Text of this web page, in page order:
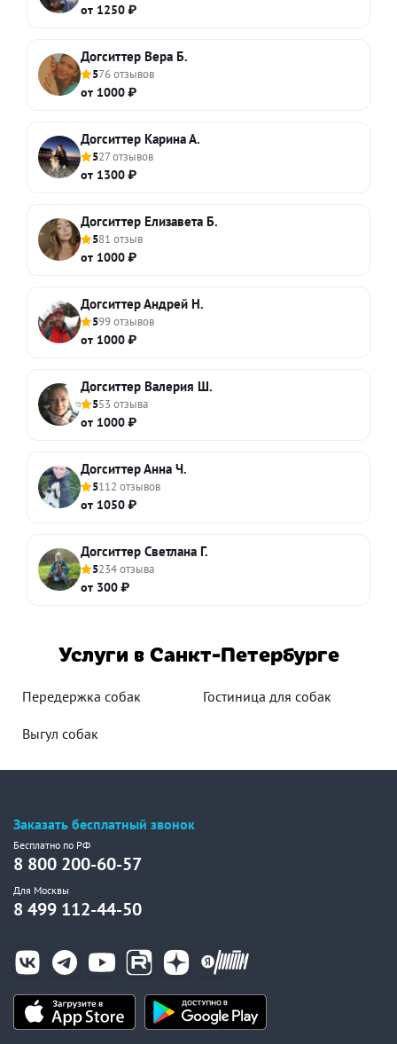
от 1250 ₽
Догситтер Вера Б.
576 отзывов
от 1000 ₽
Догситтер Карина А.
527 отзывов
от 1300 ₽
Догситтер Елизавета Б.
581 отзыв
от 1000 ₽
Догситтер Андрей Н.
599 отзывов
от 1000 ₽
Догситтер Валерия Ш.
553 отзыва
от 1000 ₽
Догситтер Анна Ч.
5112 отзывов
от 1050 ₽
Догситтер Светлана Г.
5234 отзыва
от 300 ₽
Услуги в Санкт-Петербурге
Передержка собак Гостиница для собак
Выгул собак
Заказать бесплатный звонок
Бесплатно по РФ
8 800 200-60-57
Для Москвы
8 499 112-44-50